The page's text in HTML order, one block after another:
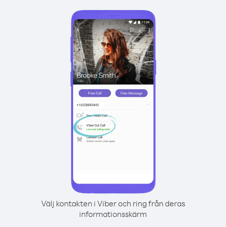
Välj kontakten i Viber och ring från deras
informationsskärm